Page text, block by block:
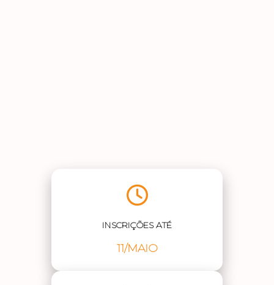
INSCRIÇÕES ATÉ
11/MAIO